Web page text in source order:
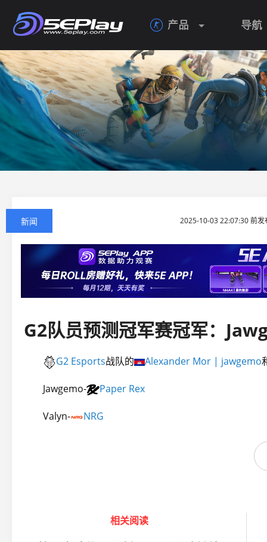
 产品 导航
新闻 2025-10-03 22:07:30 前
G2 Esports战队的 Alexander Mor | jawgemo
Jawgemo- Paper Rex
Valyn- NRG
相关阅读